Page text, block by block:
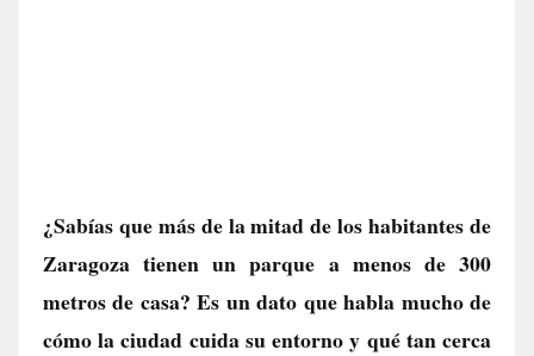
¿Sabías que más de la mitad de los habitantes de
Zaragoza tienen un parque a menos de 300
metros de casa? Es un dato que habla mucho de
cómo la ciudad cuida su entorno y qué tan cerca